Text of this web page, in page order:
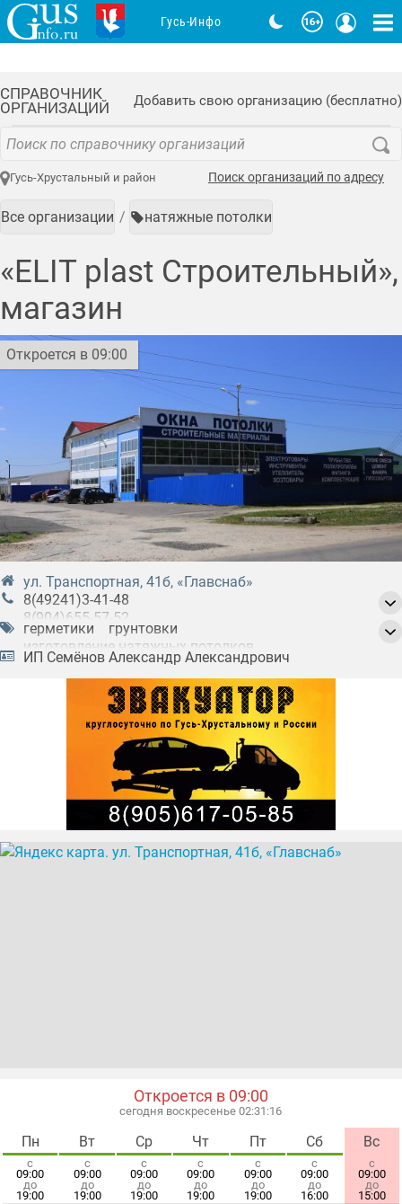
СПРАВОЧНИК
ОРГАНИЗАЦИЙ
Добавить свою организацию (бесплатно)
Гусь-Хрустальный и район Поиск организаций по адресу
Все организации натяжные потолки
«ELIT plast Строительный»,
магазин
Откроется в 09:00
ул. Транспортная, 41б, «Главснаб»
8(49241)3-41-48
8(904)655-57-52
8(904)655-57-53
герметики
грунтовки
изготовление натяжных потолков
изготовление окон
инструменты
клеи
краски
крепёж
лакокрасочные материалы
мебель для ванных комнат
натяжные потолки
оптовая продажа красок
оптовая продажа лакокрасочных материалов
оптовая продажа оконной фурнитуры
оптовая продажа отделочных материалов
оптовая продажа строительной фурнитуры
оптовая продажа строительных материалов
оптовая продажа удобрений
отделочные материалы
сантехника
строительные материалы
удобрения
ИП Семёнов Александр Александрович
Откроется в 09:00
сегодня воскресенье 02:31:16
Пн
с
09:00
до
19:00
Вт
с
09:00
до
19:00
Ср
с
09:00
до
19:00
Чт
с
09:00
до
19:00
Пт
с
09:00
до
19:00
Сб
с
09:00
до
16:00
Вс
с
09:00
до
15:00
Гусь-Инфо